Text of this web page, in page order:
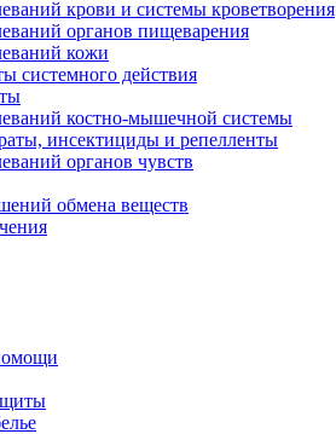
крови и системы кроветворения
органов пищеварения
кожи
системного действия
костно-мышечной системы
инсектициды и репелленты
органов чувств
обмена веществ